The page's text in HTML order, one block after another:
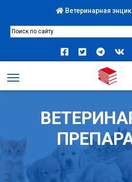
Ветеринарная